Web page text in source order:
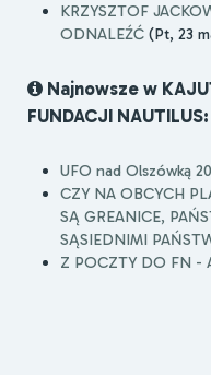
KRZYSZTOF
ODNALEŹĆ (Pt, 23
Najnowsze w
FUNDACJI NAUTILUS:
UFO nad Olszówką
CZY NA OBCYCH
SĄ GREANICE,
SĄSIEDNIMI
Z POCZTY DO FN -